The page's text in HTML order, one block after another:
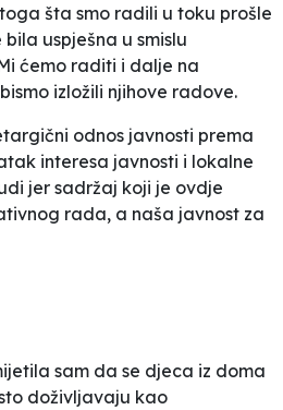
šta smo radili u toku prošle
uspješna u smislu
ćemo raditi i dalje na
izložili njihove radove.
odnos javnosti prema
interesa javnosti i lokalne
jer sadržaj koji je ovdje
rada, a naša javnost za
sam da se djeca iz doma
doživljavaju kao